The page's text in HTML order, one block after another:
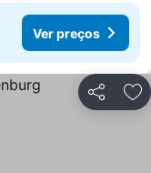
Ver preços
Partilhar